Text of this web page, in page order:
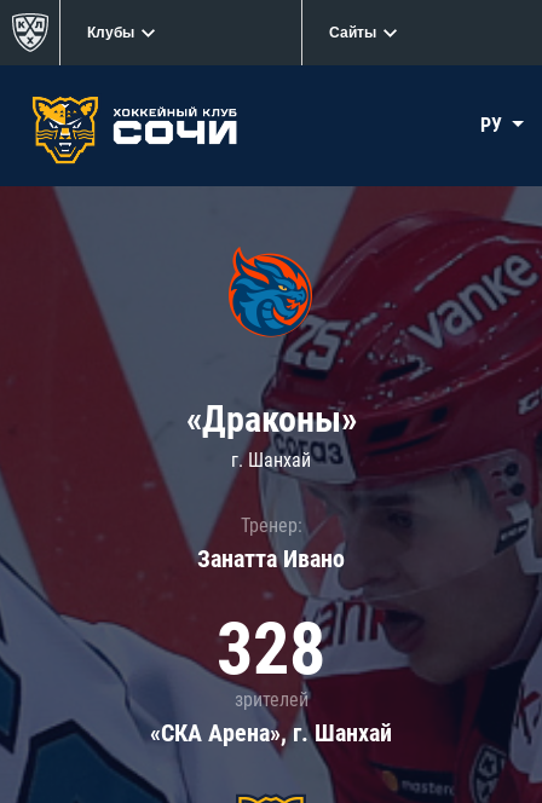
Клубы Сайты
РУ
«Драконы»
г. Шанхай
Тренер:
Занатта Иванo
328
зрителей
«СКА Арена», г. Шанхай